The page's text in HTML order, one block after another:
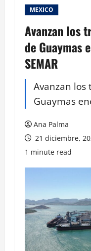
MEXICO
Avanzan los
de Guaymas
SEMAR
Avanzan los
Guaymas
Ana Palma
21 diciembre,
1 minute read